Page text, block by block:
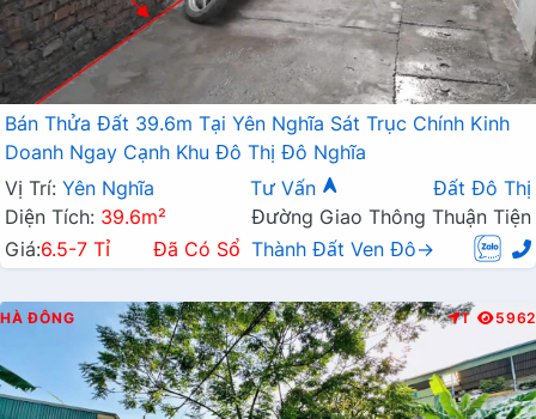
Bán Thửa Đất 39.6m Tại Yên Nghĩa Sát Trục Chính Kinh
Doanh Ngay Cạnh Khu Đô Thị Đô Nghĩa
Vị Trí: Yên Nghĩa Tư Vấn
Đất Đô Thị
Diện Tích: 39.6m²
Đường Giao Thông Thuận Tiện
Giá:6.5-7 Tỉ Đã Có Sổ Thành Đất Ven Đô→
HÀ ĐÔNG T 5962